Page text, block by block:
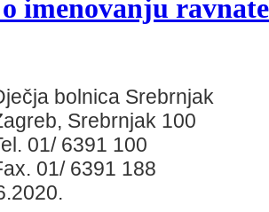
mandatu
je utvrdilo da
uz prijavu
da ispunjava
da posjeduje
u zdravstvenom